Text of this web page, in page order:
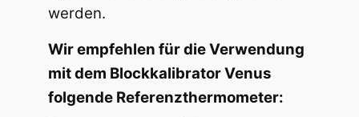
werden.
Wir empfehlen für die Verwendung
mit dem Blockkalibrator Venus
folgende Referenzthermometer: